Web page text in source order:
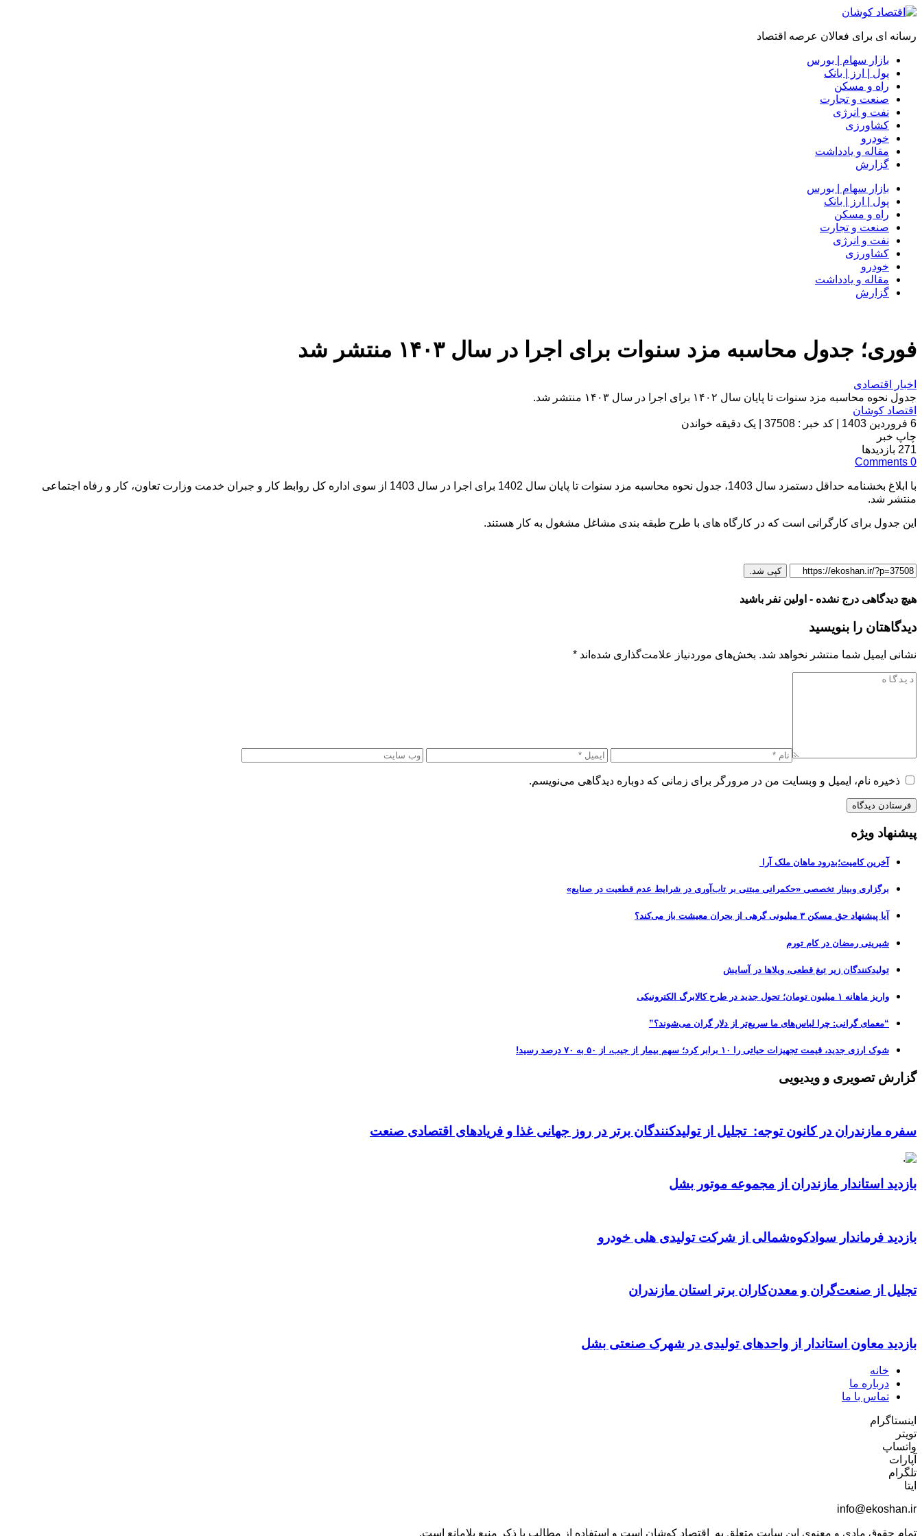
رسانه ای برای فعالان عرصه اقتصاد
بازار سهام | بورس
پول | ارز | بانک
راه و مسکن
صنعت و تجارت
نفت و انرژی
کشاورزی
خودرو
مقاله و یادداشت
گزارش
بازار سهام | بورس
پول | ارز | بانک
راه و مسکن
صنعت و تجارت
نفت و انرژی
کشاورزی
خودرو
مقاله و یادداشت
گزارش
فوری؛ جدول محاسبه مزد سنوات برای اجرا در سال ۱۴۰۳ منتشر شد
اخبار اقتصادی
جدول نحوه محاسبه مزد سنوات تا پایان سال ۱۴۰۲ برای اجرا در سال ۱۴۰۳ منتشر شد.
اقتصاد کوشان
6 فروردین 1403
کد خبر : 37508
یک دقیقه خواندن
چاپ خبر
271 بازدیدها
0
Comments
با ابلاغ بخشنامه حداقل دستمزد سال 1403، جدول نحوه محاسبه مزد سنوات تا پایان سال 1402 برای اجرا در سال 1403 از سوی اداره کل روابط کار و جبران خدمت وزارت تعاون، کار و رفاه اجتماعی
منتشر شد.
این جدول برای کارگرانی است که در کارگاه های با طرح طبقه بندی مشاغل مشغول به کار هستند.
کپی شد.
هیچ دیدگاهی درج نشده - اولین نفر باشید
دیدگاهتان را بنویسید
نشانی ایمیل شما منتشر نخواهد شد. بخش‌های موردنیاز علامت‌گذاری شده‌اند *
ذخیره نام، ایمیل و وبسایت من در مرورگر برای زمانی که دوباره دیدگاهی می‌نویسم.
پیشنهاد ویژه
آخرین کامیت؛بدرود ماهان ملک آرا
برگزاری وبینار تخصصی «حکمرانی مبتنی بر تاب‌آوری در شرایط عدم قطعیت در صنایع»
آیا پیشنهاد حق مسکن ۳ میلیونی گرهی از بحران معیشت باز می‌کند؟
شیرینی رمضان در کام تورم
تولیدکنندگان زیر تیغ قطعی، ویلاها در آسایش
واریز ماهانه ۱ میلیون تومان؛ تحول جدید در طرح کالابرگ الکترونیکی
“معمای گرانی: چرا لباس‌های ما سریع‌تر از دلار گران می‌شوند؟”
شوک ارزی جدید، قیمت تجهیزات حیاتی را ۱۰ برابر کرد؛ سهم بیمار از جیب، از ۵۰ به ۷۰ درصد رسید!
گزارش تصویری و ویدیویی
سفره مازندران در کانون توجه: تجلیل از تولیدکنندگان برتر در روز جهانی غذا و فریادهای اقتصادی صنعت
بازدید استاندار مازندران از مجموعه موتور بشل
بازدید فرماندار سوادکوه‌شمالی از شرکت تولیدی هلی خودرو
تجلیل از صنعت‌گران و معدن‌کاران برتر استان مازندران
بازدید معاون استاندار از واحدهای تولیدی در شهرک صنعتی بشل
خانه
درباره ما
تماس با ما
اینستاگرام
تویتر
واتساپ
آپارات
تلگرام
ایتا
info@ekoshan.ir
تمام حقوق مادی و معنوی این سایت متعلق به اقتصاد کوشان است و استفاده از مطالب با ذکر منبع بلامانع است.